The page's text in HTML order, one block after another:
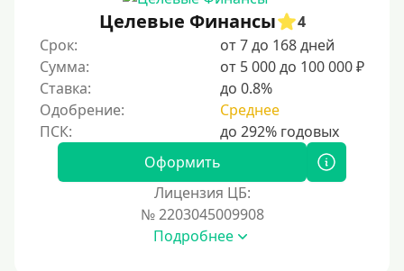
Моментум (Momentum)
Через систему Контакт (Contact)
Золотая Корона
Через систему быстрых платежей СБП
Способы получения
Без активации сервиса
Целевые Финансы
4
Срок:
от 7 до 168 дней
Сумма:
от 5 000 до 100 000 ₽
Ставка:
до 0.8%
Одобрение:
Среднее
Оформить
Лицензия ЦБ:
№ 2203045009908
Подробнее